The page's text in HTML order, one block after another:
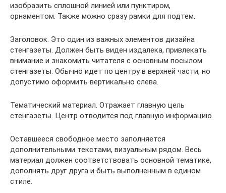
изобразить сплошной линией или пунктиром,
орнаментом. Также можно сразу рамки для подтем.
Заголовок. Это один из важных элементов дизайна
стенгазеты. Должен быть виден издалека, привлекать
внимание и знакомить читателя с основным посылом
стенгазеты. Обычно идет по центру в верхней части, но
допустимо оформить вертикально слева.
Тематический материал. Отражает главную цель
стенгазеты. Центр отводится под главную информацию.
Оставшееся свободное место заполняется
дополнительными текстами, визуальным рядом. Весь
материал должен соответствовать основной тематике,
дополнять друг друга и быть выполненным в едином
стиле.